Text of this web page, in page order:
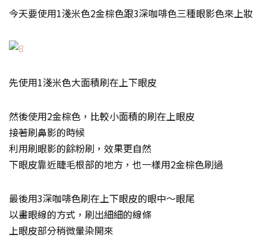
今天要使用1淺米色2金棕色跟3深咖啡色三種眼影色來上妝
先使用1淺米色大面積刷在上下眼皮
然後使用2金棕色，比較小面積的刷在上眼皮
接著刷鼻影的時候
利用刷眼影的餘粉刷，效果更自然
下眼皮靠近睫毛根部的地方，也一樣用2金棕色刷過
最後用3深咖啡色刷在上下眼皮的眼中～眼尾
以畫眼線的方式，刷出細細的線條
上眼皮部分稍微暈染開來